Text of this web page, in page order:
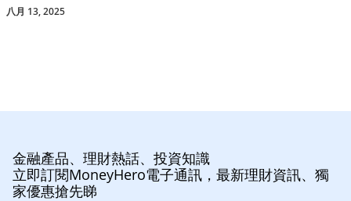
八月 13, 2025
金融產品、理財熱話、投資知識
立即訂閱MoneyHero電子通訊，最新理財資訊、獨
家優惠搶先睇